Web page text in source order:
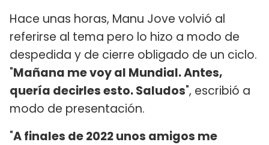
Hace unas horas, Manu Jove volvió al
referirse al tema pero lo hizo a modo de
despedida y de cierre obligado de un ciclo.
"Mañana me voy al Mundial. Antes,
quería decirles esto. Saludos", escribió a
modo de presentación.
"A finales de 2022 unos amigos me